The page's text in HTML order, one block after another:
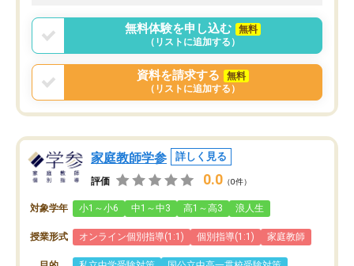
無料体験を申し込む
無料
（リストに追加する）
資料を請求する
無料
（リストに追加する）
家庭教師学参 詳しく見る
評価 0.0 （0件）
対象学年 小1～小6 中1～中3 高1～高3 浪人生
授業形式 オンライン個別指導(1:1) 個別指導(1:1) 家庭教師